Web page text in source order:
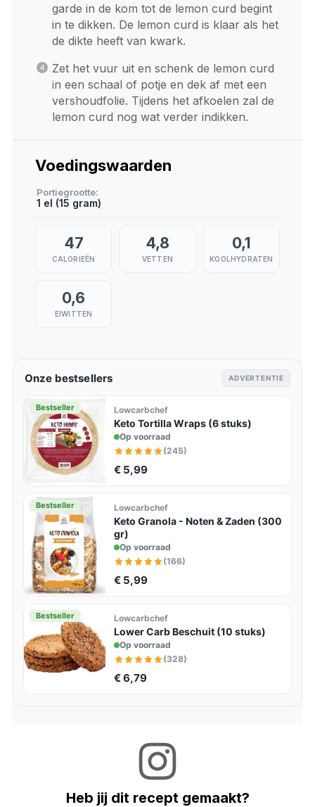
garde in de kom tot de lemon curd begint
in te dikken. De lemon curd is klaar als het
de dikte heeft van kwark.
Zet het vuur uit en schenk de lemon curd
in een schaal of potje en dek af met een
vershoudfolie. Tijdens het afkoelen zal de
lemon curd nog wat verder indikken.
Voedingswaarden
Portiegrootte
1 el (15 gram)
47
CALORIEËN
4,8
VETTEN
0,1
KOOLHYDRATEN
0,6
EIWITTEN
Onze bestsellers ADVERTENTIE
Bestseller Lowcarbchef
Keto Tortilla Wraps (6 stuks)
Op voorraad
(245)
€ 5,99
Bestseller Lowcarbchef
Keto Granola - Noten & Zaden (300
gr)
Op voorraad
(166)
€ 5,99
Bestseller Lowcarbchef
Lower Carb Beschuit (10 stuks)
Op voorraad
(328)
€ 6,79
Heb jij dit recept gemaakt?